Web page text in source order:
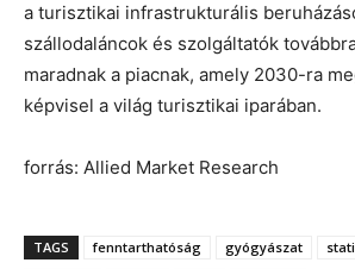
a turisztikai infrastrukturális
szállodaláncok és szolgáltatók
maradnak a piacnak, amely 2030-ra
képvisel a világ turisztikai iparában.
forrás: Allied Market Research
TAGS fenntarthatóság gyógyászat